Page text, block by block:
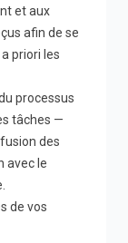
et aux
afin de se
priori les
processus
tâches —
des
avec le
de vos